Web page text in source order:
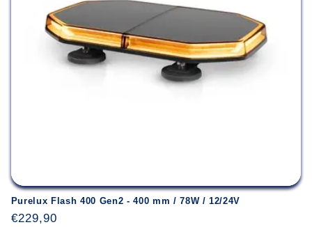
Purelux Flash 400 Gen2 - 400 mm / 78W / 12/24V
Įprasta
€229,90